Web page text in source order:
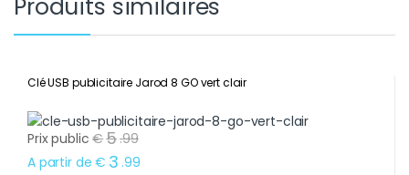
Produits similaires
Clé USB publicitaire Jarod 8 GO vert clair
Prix public €5.99
A partir de € 3 .99